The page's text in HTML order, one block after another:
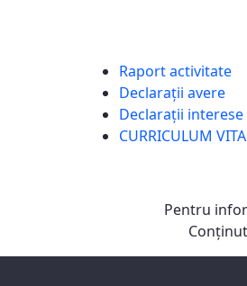
Raport activitate
Declarații avere
Declarații interese
CURRICULUM
Pentru